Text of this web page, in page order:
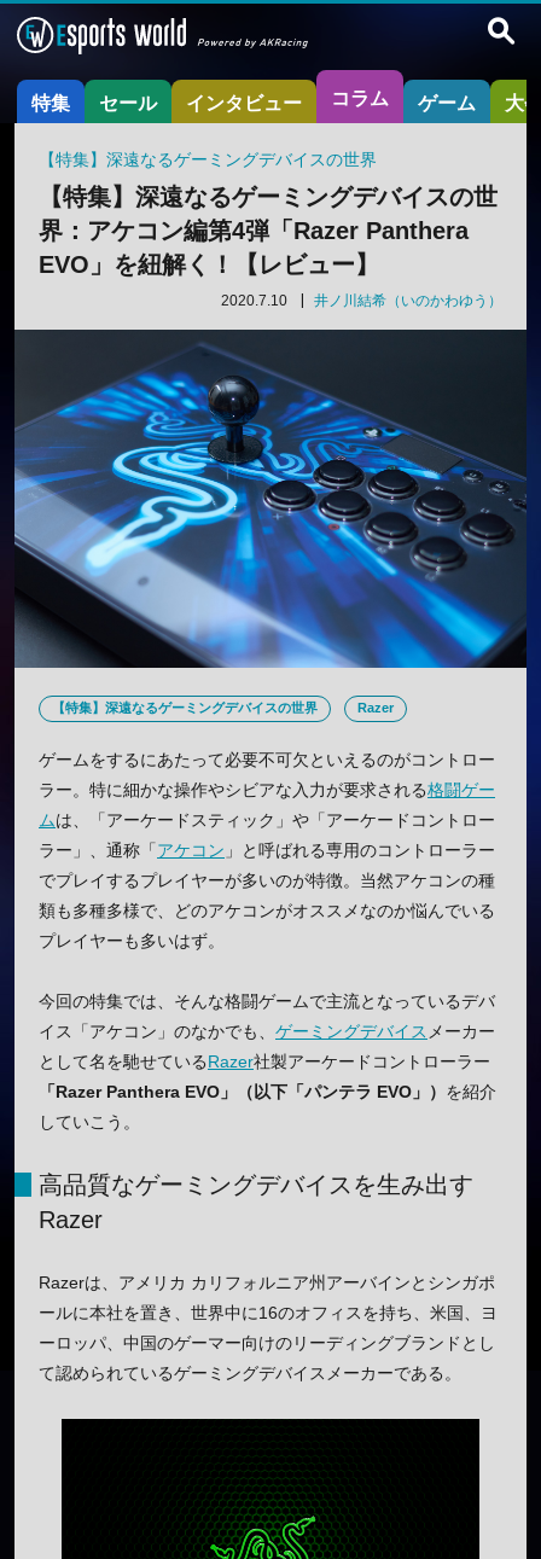
特集 セール インタビュー コラム ゲーム 大
【特集】深遠なるゲーミングデバイスの世界
【特集】深遠なるゲーミングデバイスの世
界：アケコン編第4弾「Razer Panthera
EVO」を紐解く！【レビュー】
2020.7.10 井ノ川結希（いのかわゆう）
【特集】深遠なるゲーミングデバイスの世界 Razer
ゲームをするにあたって必要不可欠といえるのがコントロー
ラー。特に細かな操作やシビアな入力が要求される格闘ゲー
ムは、「アーケードスティック」や「アーケードコントロー
ラー」、通称「アケコン 」と呼ばれる専用のコントローラー
でプレイするプレイヤーが多いのが特徴。当然アケコンの種
類も多種多様で、どのアケコンがオススメなのか悩んでいる
プレイヤーも多いはず。
今回の特集では、そんな格闘ゲームで主流となっているデバ
イス「アケコン」のなかでも、 ゲーミングデバイス メーカー
として名を馳せているRazer社製アーケードコントローラー
「Razer Panthera EVO」（以下「パンテラ EVO」） を紹介
していこう。
高品質なゲーミングデバイスを生み出す
Razer
Razerは、アメリカ カリフォルニア州アーバインとシンガポ
ールに本社を置き、世界中に16のオフィスを持ち、米国、ヨ
ーロッパ、中国のゲーマー向けのリーディングブランドとし
て認められているゲーミングデバイスメーカーである。